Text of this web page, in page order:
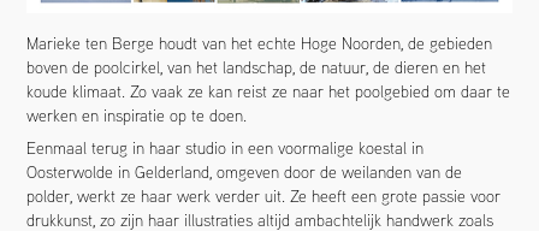
Marieke ten Berge houdt van het echte Hoge Noorden, de gebieden
boven de poolcirkel, van het landschap, de natuur, de dieren en het
koude klimaat. Zo vaak ze kan reist ze naar het poolgebied om daar te
werken en inspiratie op te doen.
Eenmaal terug in haar studio in een voormalige koestal in
Oosterwolde in Gelderland, omgeven door de weilanden van de
polder, werkt ze haar werk verder uit. Ze heeft een grote passie voor
drukkunst, zo zijn haar illustraties altijd ambachtelijk handwerk zoals